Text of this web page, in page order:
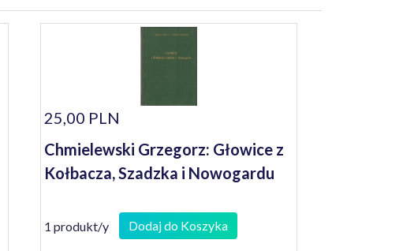
25,00 PLN
Chmielewski Grzegorz: Głowice z
Kołbacza, Szadzka i Nowogardu
1 produkt/y Dodaj do Koszyka